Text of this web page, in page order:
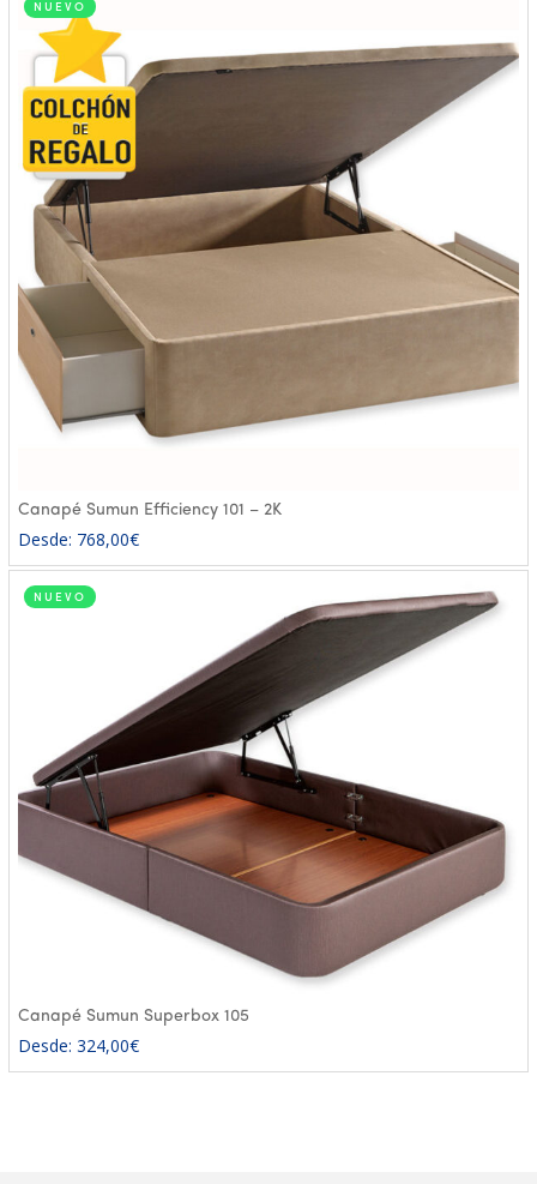
NUEVO
Canapé Sumun Efficiency 101 – 2K
Desde: 768,00€
NUEVO
Canapé Sumun Superbox 105
Desde: 324,00€